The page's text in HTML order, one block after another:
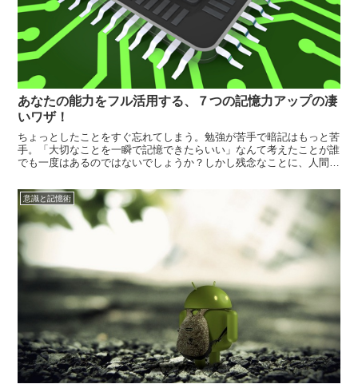
あなたの能力をフル活用する、７つの記憶力アップの凄
いワザ！
ちょっとしたことをすぐ忘れてしまう。勉強が苦手で暗記はもっと苦
手。「大切なことを一瞬で記憶できたらいい」なんて考えたことが誰
でも一度はあるのではないでしょうか？しかし残念なことに、人間の
ってもほとんどの記憶は短期記憶の中に保存されてしまい、時の経過
と共に忘れ...
意識と記憶術